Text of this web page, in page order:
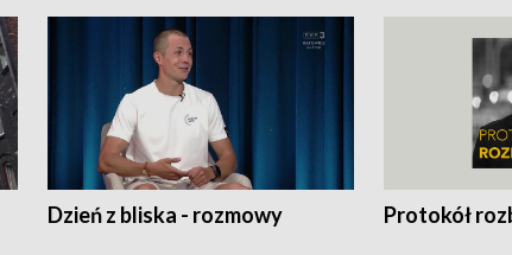
Dzień z bliska - rozmowy Protokół